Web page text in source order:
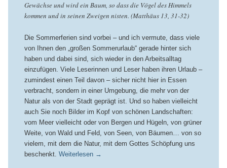
Gewächse und wird ein Baum, so dass die Vögel des Himmels
kommen und in seinen Zweigen nisten. (Matthäus 13, 31-32)
Die Sommerferien sind vorbei – und ich vermute, dass viele
von Ihnen den „großen Sommerurlaub“ gerade hinter sich
haben und dabei sind, sich wieder in den Arbeitsalltag
einzufügen. Viele Leserinnen und Leser haben ihren Urlaub –
zumindest einen Teil davon – sicher nicht hier in Essen
verbracht, sondern in einer Umgebung, die mehr von der
Natur als von der Stadt geprägt ist. Und so haben vielleicht
auch Sie noch Bilder im Kopf von schönen Landschaften:
vom Meer vielleicht oder von Bergen und Hügeln, von grüner
Weite, von Wald und Feld, von Seen, von Bäumen… von so
vielem, mit dem die Natur, mit dem Gottes Schöpfung uns
beschenkt. Weiterlesen →